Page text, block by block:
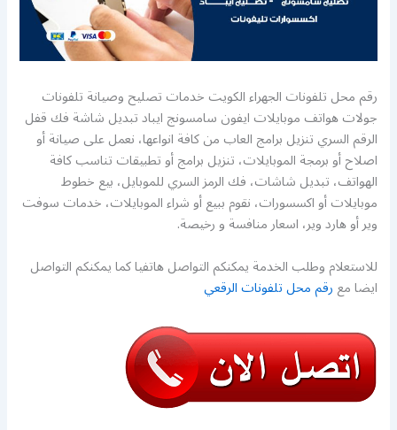
رقم محل تلفونات الجهراء الكويت خدمات تصليح وصيانة تلفونات
جولات هواتف موبايلات ايفون سامسونج ايباد تبديل شاشة فك قفل
الرقم السري تنزيل برامج العاب من كافة انواعها، نعمل على صيانة أو
اصلاح أو برمجة الموبايلات، تنزيل برامج أو تطبيقات تناسب كافة
الهواتف، تبديل شاشات، فك الرمز السري للموبايل، بيع خطوط
موبايلات أو اكسسورات، نقوم ببيع أو شراء الموبايلات، خدمات سوفت
وير أو هارد وير، اسعار منافسة و رخيصة.
للاستعلام وطلب الخدمة يمكنكم التواصل هاتفيا كما يمكنكم التواصل
ايضا معرقم محل تلفونات الرقعي